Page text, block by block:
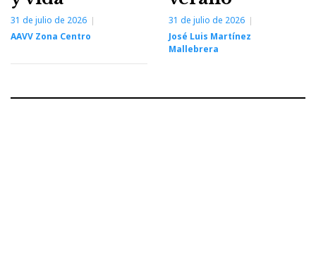
31 de julio de 2026
AAVV Zona Centro
31 de julio de 2026
José Luis Martínez
Mallebrera